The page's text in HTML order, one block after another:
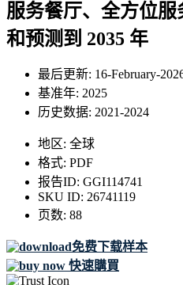
服务餐厅、全方位
和预测到 2035 年
最后更新: 16-February-
基准年: 2025
历史数据: 2021-2024
地区: 全球
格式: PDF
报告ID: GGI114741
SKU ID: 26741119
页数: 88
免费下载样本
快速購買